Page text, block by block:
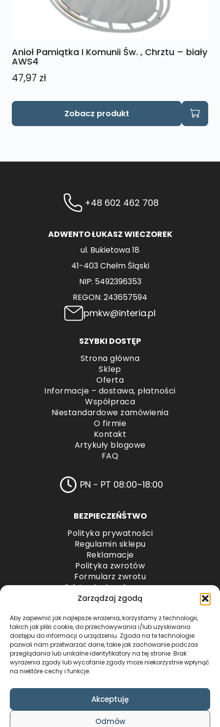
Zarządzaj zgodą
Aby zapewnić jak najlepsze wrażenia, korzystamy z technologii,
takich jak pliki cookie, do przechowywania i/lub uzyskiwania
dostępu do informacji o urządzeniu. Zgoda na te technologie
pozwoli nam przetwarzać dane, takie jak zachowanie podczas
przeglądania lub unikalne identyfikatory na tej stronie. Brak
wyrażenia zgody lub wycofanie zgody może niekorzystnie wpłynąć
na niektóre cechy i funkcje.
Akceptuję
Odmów
Anioł Pamiątka I Komunii Św. , Chrztu – biały
AWS4
47,97 zł
Zobacz produkt
+48 602 462 708
ADWENTO ŁUKASZ WIECZOREK
ul. Bukietowa 18
41-403 Chełm Śląski
NIP: 5492396353
REGON: 243657594
pmkw@interia.pl
SZYBKI DOSTĘP
Strona główna
Sklep
Oferta
Informacje – dostawa, płatności
Współpraca
Niestandardowe zamówienia
O firmie
Kontakt
Artykuły blogowe
FAQ
PN - PT 08:00–18:00
BEZPIECZEŃŚTWO
Polityka prywatności
Regulamin sklepu
Reklamacje
Polityka zwrotów
Formularz zwrotu
Odstąpienie od umowy
Odstąpienie od umowy – przesyłki paletowe
METODY PŁATNOŚCI
COPYRIGHT © 2024 by ADWENTO ŁUKASZ
WIECZOREK / ALL RIGHTS RESERVED